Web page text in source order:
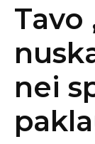
Tavo
nei